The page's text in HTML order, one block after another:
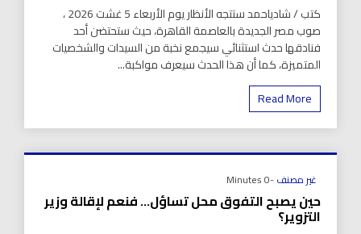
كتب / شادياحمد ستتجه الأنظار يوم الأربعاء 5 غشت 2026 ،
صوب مصر الجديدة بالعاصمة القاهرة، حيث ستحتضن أحد
فنادقها حدث استثنائي سيجمع نخبة من السيدات والشخصيات
المتميزة، كما أن هذا الحدث سيعرف مواكبة...
Read More
غير مصنف-0 Minutes
حين يصبح التفوق محل تساؤل… فنعم لإقالة وزير
التزوير؟